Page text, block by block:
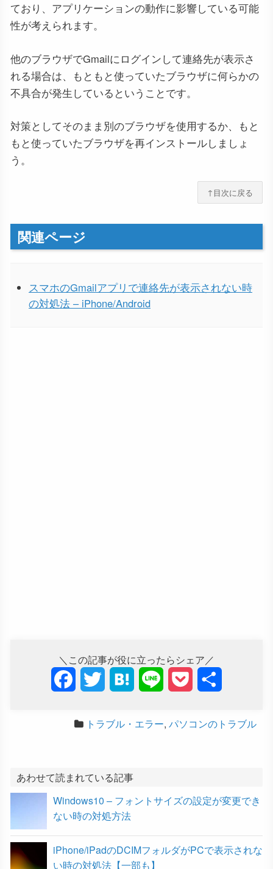
ており、アプリケーションの動作に影響している可能
性が考えられます。
他のブラウザでGmailにログインして連絡先が表示さ
れる場合は、もともと使っていたブラウザに何らかの
不具合が発生しているということです。
対策としてそのまま別のブラウザを使用するか、もと
もと使っていたブラウザを再インストールしましょ
う。
↑目次に戻る
関連ページ
スマホのGmailアプリで連絡先が表示されない時
の対処法 – iPhone/Android
＼この記事が役に立ったらシェア／
c
b
o
o
k
t
e
r
t
a
n
c
t
トラブル・エラー, パソコンのトラブル
あわせて読まれている記事
Windows10 – フォントサイズの設定が変更でき
ない時の対処方法
iPhone/iPadのDCIMフォルダがPCで表示されな
い時の対処法【一部も】